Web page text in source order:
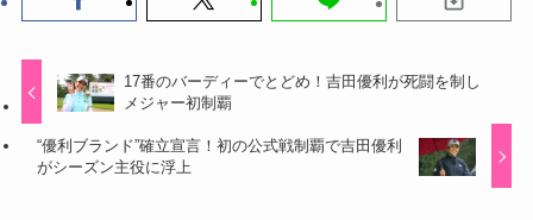
17番のバーディーでとどめ！吉田優利が死闘を制し
メジャー初制覇
“優利ブランド”確立宣言！初の公式戦制覇で吉田優利
がシーズン主役に浮上